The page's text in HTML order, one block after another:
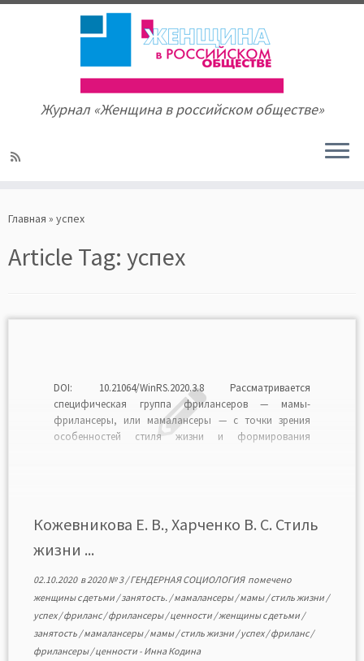
to
Журнал «Женщина в российском обществе»
Главная » успех
Article Tag: успех
DOI: 10.21064/WinRS.2020.3.8 Рассматривается
специфическая группа фрилансеров — мамы-
фрилансеры, или мамалансеры — с точки зрения
особенностей стиля жизни и формирования
мамалансеров, результаты эмпирического
исследования, выполненного в стратегии «кейс-
стади». Описаны мамы-фрилансеры […]
Кожевникова Е. В., Харченко В. С. Стиль
жизни ...
02.10.2020в2020 № 3/ГЕНДЕРНАЯ СОЦИОЛОГИЯ помечено
женщины с детьми /занятость. /мамалансеры/мамы/стиль жизни /
успех/фриланс/фрилансеры/ценности /женщины с детьми /
занятость /мамалансеры/мамы/стиль жизни /успех/фриланс/
фрилансеры/ценности - Инна Кодина